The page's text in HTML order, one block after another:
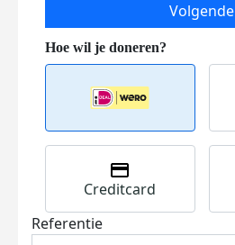
Volgende
Creditcard
Referentie